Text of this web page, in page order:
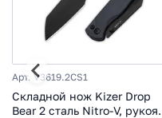
Арт. V3619.2CS1
Складной нож Kizer Drop
Bear 2 сталь Nitro-V,